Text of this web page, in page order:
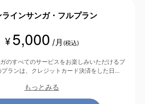
ラインサンガ・フルプラン
¥ 5,000 /月 (税込)
のすべてのサービスをお楽しみいただけるプ
もっとみる